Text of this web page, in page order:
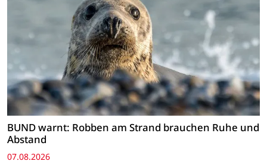
BUND warnt: Robben am Strand brauchen Ruhe und
Abstand
07.08.2026